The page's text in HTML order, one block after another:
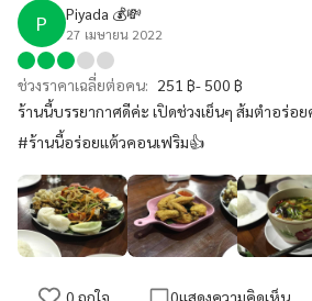
P Piyada 💰💸
27 เมษายน 2022
ช่วงราคาเฉลี่ยต่อคน: 251 ฿- 500 ฿
ร้านนี้บรรยากาศดีค่ะ เปิดช่วงเย็นๆ ส้มตำอร่อ
#ร้านนี้อร่อยแต้วคอนเฟริม👍
0 ถูกใจ 0แสดงความคิดเห็น